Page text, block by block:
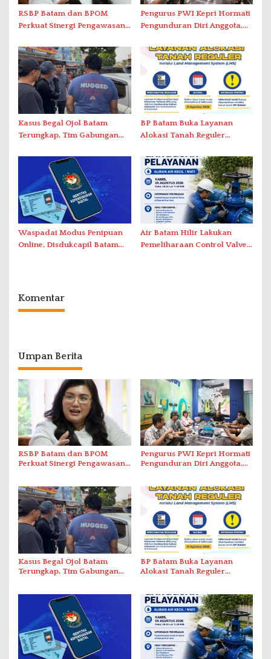
RSBP Batam dan BPOM
Perkuat Sinergi Pengawasan
Pelayanan Kefarmasian
Pengurus PWI Kepri Hormati
Pengunduran Diri Anggota,
Administrasi ke Pusat
Kasus Begal Ojol Batam
Terungkap, Tim Gabungan
Simpang Dam
BP Batam Buka Layanan
Alokasi Tanah Reguler
Waspadai Modus Penipuan
Online, Disdukcapil Batam
Air Batam Hilir Lakukan
Pemeliharaan Control Valve,
Komentar
Umpan Berita
RSBP Batam dan BPOM
Perkuat Sinergi Pengawasan
Pengurus PWI Kepri Hormati
Pengunduran Diri Anggota,
Kasus Begal Ojol Batam
Terungkap, Tim Gabungan
BP Batam Buka Layanan
Alokasi Tanah Reguler